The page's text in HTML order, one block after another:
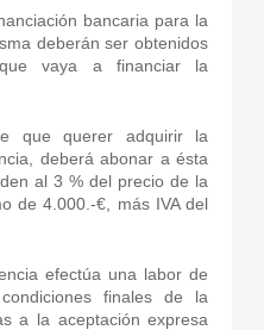
bancaria para la
deberán ser obtenidos
vaya a financiar la
que querer adquirir la
deberá abonar a ésta
al 3 % del precio de la
de 4.000.-€, más IVA del
efectúa una labor de
finales de la
a la aceptación expresa